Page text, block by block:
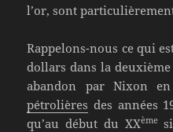
l’or, sont
Rappelons-nous ce qui
dollars dans la
abandon par Nixon
pétrolières des années
qu’au début du XXème